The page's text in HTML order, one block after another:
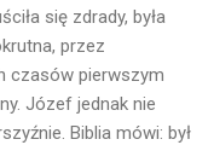
się zdrady, była
przez
czasów pierwszym
Józef jednak nie
Biblia mówi: był